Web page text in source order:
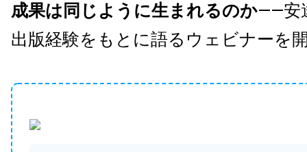
成果は同じように生まれるのか——安
出版経験をもとに語るウェビナーを